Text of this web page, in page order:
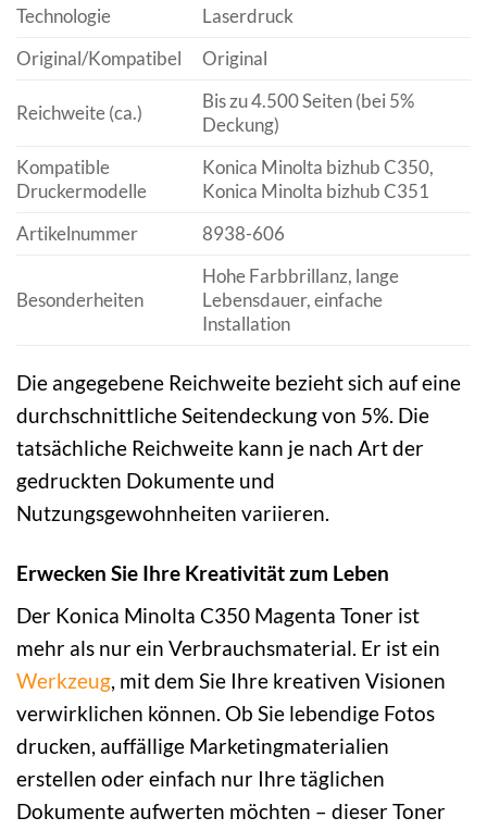
Technologie
Laserdruck
Original/Kompatibel
Original
Reichweite (ca.)
Bis zu 4.500 Seiten (bei 5%
Deckung)
Kompatible
Druckermodelle
Konica Minolta bizhub C350,
Konica Minolta bizhub C351
Artikelnummer
8938-606
Besonderheiten
Hohe Farbbrillanz, lange
Lebensdauer, einfache
Installation
Die angegebene Reichweite bezieht sich auf eine
durchschnittliche Seitendeckung von 5%. Die
tatsächliche Reichweite kann je nach Art der
gedruckten Dokumente und
Nutzungsgewohnheiten variieren.
Erwecken Sie Ihre Kreativität zum Leben
Der Konica Minolta C350 Magenta Toner ist
mehr als nur ein Verbrauchsmaterial. Er ist ein
Werkzeug, mit dem Sie Ihre kreativen Visionen
verwirklichen können. Ob Sie lebendige Fotos
drucken, auffällige Marketingmaterialien
erstellen oder einfach nur Ihre täglichen
Dokumente aufwerten möchten – dieser Toner